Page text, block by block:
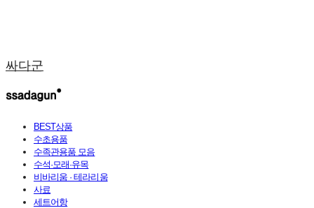
싸다군
BEST상품
수초용품
수족관용품 모음
수석·모래·유목
비바리움 · 테라리움
사료
세트어항